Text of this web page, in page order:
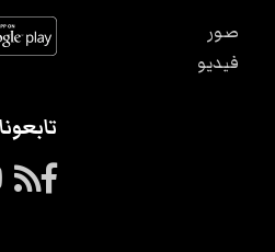
صور
فيديو
تابعونا